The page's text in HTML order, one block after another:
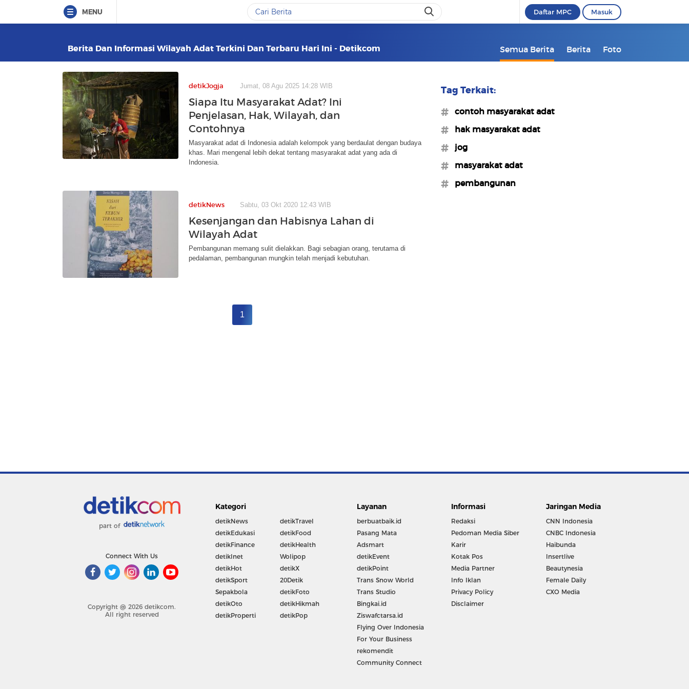
MENU Daftar MPC Masuk
Berita Dan Informasi Wilayah Adat Terkini Dan Terbaru Hari Ini - Detikcom Semua Berita Berita Foto
detikJogja Jumat, 08 Agu 2025 14:28 WIB
Siapa Itu Masyarakat Adat? Ini
Penjelasan, Hak, Wilayah, dan
Contohnya
Masyarakat adat di Indonesia adalah kelompok yang berdaulat dengan budaya
khas. Mari mengenal lebih dekat tentang masyarakat adat yang ada di
Indonesia.
detikNews Sabtu, 03 Okt 2020 12:43 WIB
Kesenjangan dan Habisnya Lahan di
Wilayah Adat
Pembangunan memang sulit dielakkan. Bagi sebagian orang, terutama di
pedalaman, pembangunan mungkin telah menjadi kebutuhan.
1
Tag Terkait:
#contoh masyarakat adat
#hak masyarakat adat
#jog
#masyarakat adat
#pembangunan
part of
Connect With Us
Copyright @ 2026 detikcom.
All right reserved
Kategori
detikNews
detikEdukasi
detikFinance
detikInet
detikHot
detikSport
Sepakbola
detikOto
detikProperti
detikTravel
detikFood
detikHealth
Wolipop
detikX
20Detik
detikFoto
detikHikmah
detikPop
Layanan
berbuatbaik.id
Pasang Mata
Adsmart
detikEvent
detikPoint
Trans Snow World
Trans Studio
Bingkai.id
Ziswafctarsa.id
Flying Over Indonesia
For Your Business
rekomendit
Community Connect
Informasi
Redaksi
Pedoman Media Siber
Karir
Kotak Pos
Media Partner
Info Iklan
Privacy Policy
Disclaimer
Jaringan Media
CNN Indonesia
CNBC Indonesia
Haibunda
Insertlive
Beautynesia
Female Daily
CXO Media